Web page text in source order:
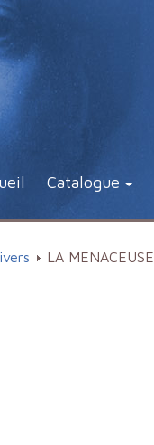
Catalogue
LA MENACEUSE